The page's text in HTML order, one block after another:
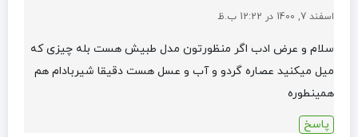
اسفند 7, 1400 در 12:22 ب.ظ
سلام و عرض ادب اگر منظورتون مدل طبیش هست بله چیزی که
میل میکنید عصاره گردو و آب و عسل هست دقیقا شیربادام هم
همینطوره
پاسخ